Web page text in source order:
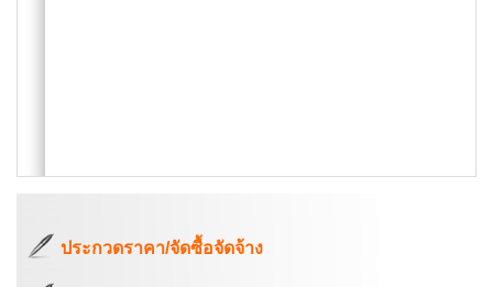
ประกวดราคา/จัดซื้อจัดจ้าง